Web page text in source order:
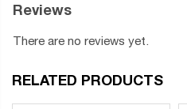
Reviews
There are no reviews yet.
RELATED PRODUCTS